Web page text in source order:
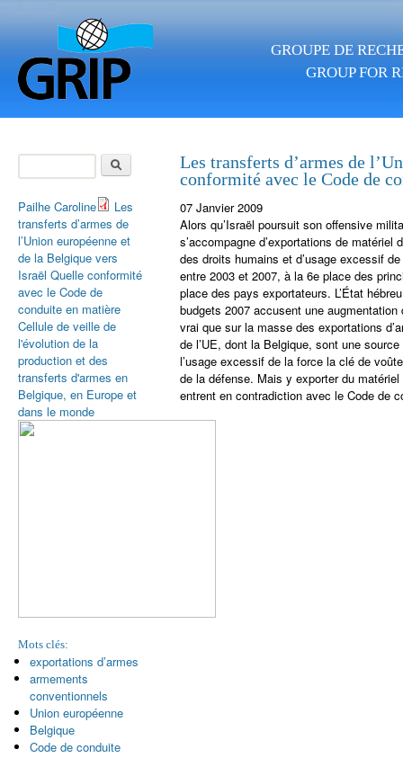
GROUPE DE
GROUP FOR
Les transferts d’armes de
conformité avec le Code de
07 Janvier 2009
Alors qu’Israël poursuit son offensive
s’accompagne d’exportations de
des droits humains et d’usage excessif
entre 2003 et 2007, à la 6e place des
place des pays exportateurs. L’État
budgets 2007 accusent une
vrai que sur la masse des exportations
de l’UE, dont la Belgique, sont une
l’usage excessif de la force la clé de
de la défense. Mais y exporter du
entrent en contradiction avec le Code de
Formulaire de
recherche
Pailhe Caroline
Les
transferts d’armes de
l’Union européenne et
de la Belgique vers
Israël Quelle conformité
avec le Code de
conduite en matière
Cellule de veille de
l'évolution de la
production et des
transferts d'armes en
Belgique, en Europe et
dans le monde
Mots clés:
exportations d’armes
armements
conventionnels
Union européenne
Belgique
Code de conduite